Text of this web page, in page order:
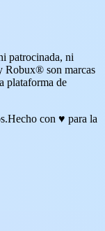
patrocinada, ni
Robux® son marcas
plataforma de
Hecho con ♥ para la